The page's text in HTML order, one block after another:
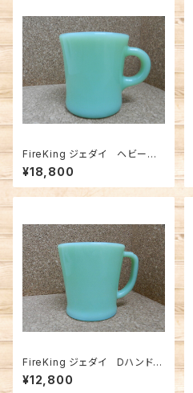
FireKing ジェダイ ヘビーマ
グ (FK-12578)
¥18,800
FireKing ジェダイ Dハンドル
マグ フラットボトム (FK-1258
1)
¥12,800